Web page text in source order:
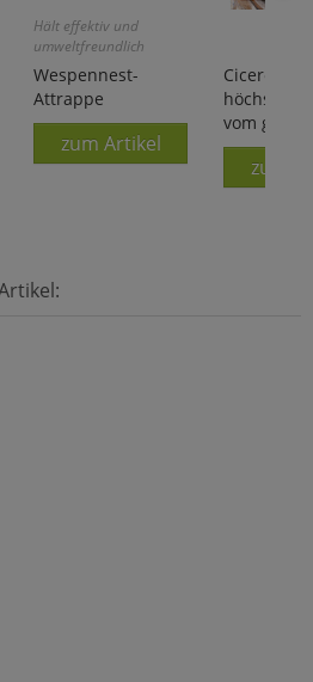
Hält effektiv und
umweltfreundlich
Wespen fern!
Wespennest-
Attrappe
zum Artikel
Cicero -
höchsten
vom
zum